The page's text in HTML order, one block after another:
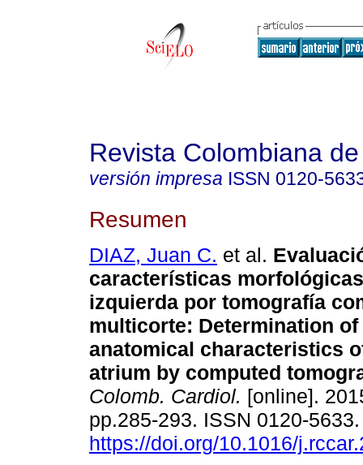
Revista Colombiana
versión impresa ISSN 0120-
Resumen
DIAZ, Juan C. et al.
características
izquierda por tomografía
multicorte: Determination of
anatomical characteristics
atrium by computed
Colomb. Cardiol. [online].
pp.285-293. ISSN 0120-
https://doi.org/10.1016/